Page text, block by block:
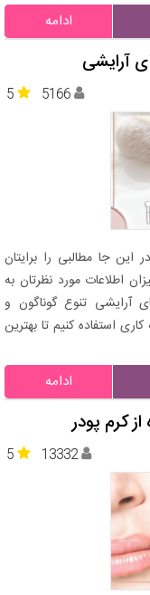
ادامه
آرایشی
5 5166
جا مطالبی را برایتان
اطلاعات مورد نظرتان به
آرایشی تنوع گوناگون و
استفاده کنیم تا بهترین
ادامه
کرم پودر
5 13332